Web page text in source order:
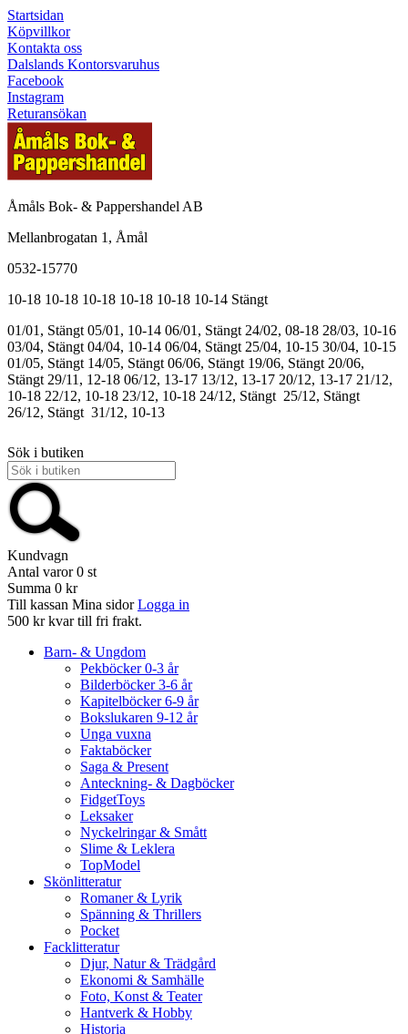
Startsidan
Köpvillkor
Kontakta oss
Dalslands Kontorsvaruhus
Facebook
Instagram
Returansökan
Åmåls Bok- & Pappershandel AB
Mellanbrogatan 1, Åmål
0532-15770
10-18 10-18 10-18 10-18 10-18 10-14 Stängt
01/01, Stängt 05/01, 10-14 06/01, Stängt 24/02, 08-18 28/03, 10-16
03/04, Stängt 04/04, 10-14 06/04, Stängt 25/04, 10-15 30/04, 10-15
01/05, Stängt 14/05, Stängt 06/06, Stängt 19/06, Stängt 20/06,
Stängt 29/11, 12-18 06/12, 13-17 13/12, 13-17 20/12, 13-17 21/12,
10-18 22/12, 10-18 23/12, 10-18 24/12, Stängt 25/12, Stängt
26/12, Stängt 31/12, 10-13
Sök i butiken
Kundvagn
Antal varor 0 st
Summa 0 kr
Till kassan Mina sidor Logga in
500 kr kvar till fri frakt.
Barn- & Ungdom
Pekböcker 0-3 år
Bilderböcker 3-6 år
Kapitelböcker 6-9 år
Bokslukaren 9-12 år
Unga vuxna
Faktaböcker
Saga & Present
Anteckning- & Dagböcker
FidgetToys
Leksaker
Nyckelringar & Smått
Slime & Leklera
TopModel
Skönlitteratur
Romaner & Lyrik
Spänning & Thrillers
Pocket
Facklitteratur
Djur, Natur & Trädgård
Ekonomi & Samhälle
Foto, Konst & Teater
Hantverk & Hobby
Historia